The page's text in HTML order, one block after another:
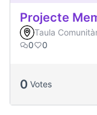
Projecte
Taula
0
0
0 Votes